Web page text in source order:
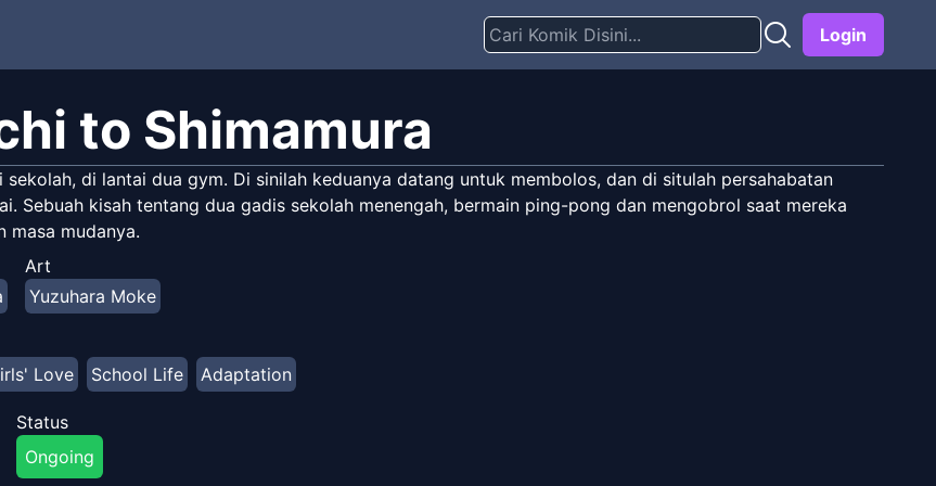
Login
to Shimamura
sekolah, di lantai dua gym. Di sinilah keduanya datang untuk membolos, dan di situlah persahabatan
Sebuah kisah tentang dua gadis sekolah menengah, bermain ping-pong dan mengobrol saat mereka
masa mudanya.
Art
Yuzuhara Moke
Love School Life Adaptation
Status
Ongoing